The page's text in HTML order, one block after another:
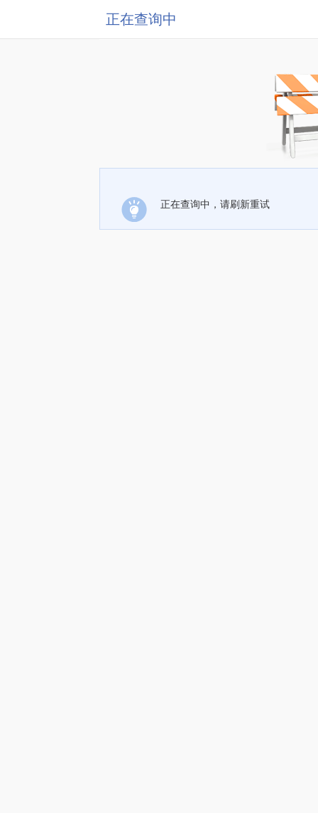
正在查询中
正在查询中，请刷新重试